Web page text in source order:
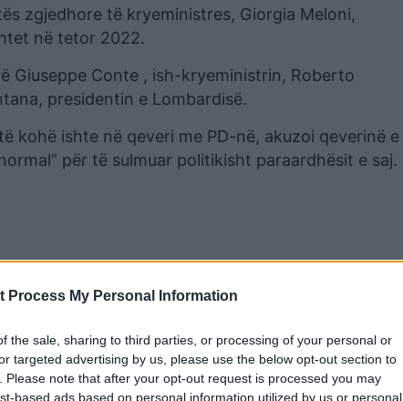
Process My Personal Information
the sale, sharing to third parties, or processing of your personal or
targeted advertising by us, please use the below opt-out section to
Please note that after your opt-out request is processed you may
based ads based on personal information utilized by us or personal
zgjedhore të kryeministres, Giorgia Meloni,
në tetor 2022.
Giuseppe Conte , ish-kryeministrin, Roberto
presidentin e Lombardisë.
kohë ishte në qeveri me PD-në, akuzoi qeverinë e
për të sulmuar politikisht paraardhësit e saj.